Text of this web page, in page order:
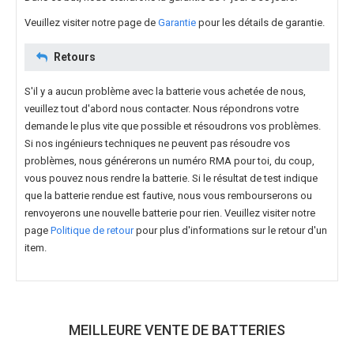
Veuillez visiter notre page de Garantie pour les détails de garantie.
Retours
S'il y a aucun problème avec la batterie vous achetée de nous,
veuillez tout d'abord nous contacter. Nous répondrons votre
demande le plus vite que possible et résoudrons vos problèmes.
Si nos ingénieurs techniques ne peuvent pas résoudre vos
problèmes, nous générerons un numéro RMA pour toi, du coup,
vous pouvez nous rendre la batterie. Si le résultat de test indique
que la batterie rendue est fautive, nous vous rembourserons ou
renvoyerons une nouvelle batterie pour rien. Veuillez visiter notre
page Politique de retourpour plus d'informations sur le retour d'un
item.
MEILLEURE VENTE DE BATTERIES